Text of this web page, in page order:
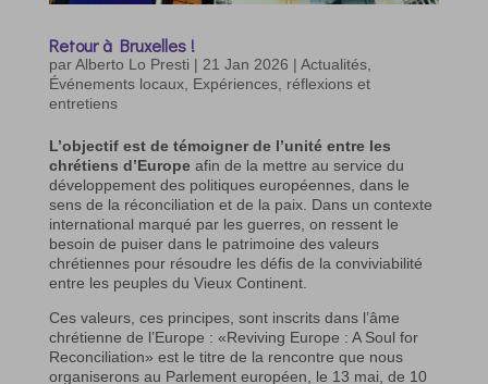
Retour à Bruxelles !
parAlberto Lo Presti | 21 Jan 2026 | Actualités,
Événements locaux, Expériences, réflexions et
entretiens
L’objectif est de témoigner de l’unité entre les
chrétiens d’Europeafin de la mettre au service du
développement des politiques européennes, dans le
sens de la réconciliation et de la paix. Dans un contexte
international marqué par les guerres, on ressent le
besoin de puiser dans le patrimoine des valeurs
chrétiennes pour résoudre les défis de la conviviabilité
entre les peuples du Vieux Continent.
Ces valeurs, ces principes, sont inscrits dans l’âme
chrétienne de l’Europe : «Reviving Europe : A Soul for
Reconciliation» est le titre de la rencontre que nous
organiserons au Parlement européen, le 13 mai, de 10